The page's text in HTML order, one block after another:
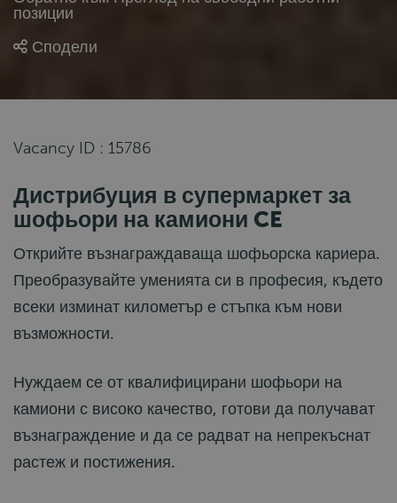
позиции
Сподели
Vacancy ID : 15786
Дистрибуция в супермаркет за
шофьори на камиони CE
Открийте възнаграждаваща шофьорска кариера.
Преобразувайте уменията си в професия, където
всеки изминат километър е стъпка към нови
възможности.
Нуждаем се от квалифицирани шофьори на
камиони с високо качество, готови да получават
възнаграждение и да се радват на непрекъснат
растеж и постижения.